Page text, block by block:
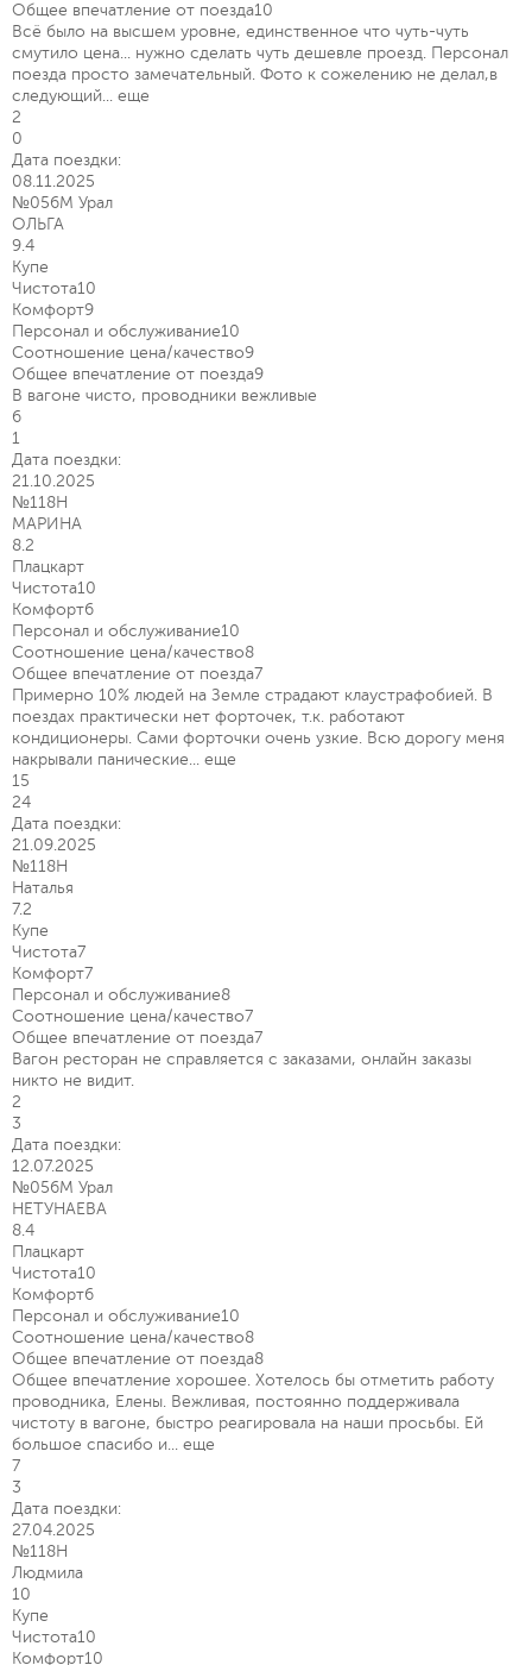
Общее впечатление от поезда10
Всё было на высшем уровне, единственное что чуть-чуть
смутило цена... нужно сделать чуть дешевле проезд. Персонал
поезда просто замечательный. Фото к сожелению не делал,в
следующий... еще
2
0
Дата поездки:
08.11.2025
№056М Урал
ОЛЬГА
9.4
Купе
Чистота10
Комфорт9
Персонал и обслуживание10
Соотношение цена/качество9
Общее впечатление от поезда9
В вагоне чисто, проводники вежливые
6
1
Дата поездки:
21.10.2025
№118Н
МАРИНА
8.2
Плацкарт
Чистота10
Комфорт6
Персонал и обслуживание10
Соотношение цена/качество8
Общее впечатление от поезда7
Примерно 10% людей на Земле страдают клаустрафобией. В
поездах практически нет форточек, т.к. работают
кондиционеры. Сами форточки очень узкие. Всю дорогу меня
накрывали панические... еще
15
24
Дата поездки:
21.09.2025
№118Н
Наталья
7.2
Купе
Чистота7
Комфорт7
Персонал и обслуживание8
Соотношение цена/качество7
Общее впечатление от поезда7
Вагон ресторан не справляется с заказами, онлайн заказы
никто не видит.
2
3
Дата поездки:
12.07.2025
№056М Урал
НЕТУНАЕВА
8.4
Плацкарт
Чистота10
Комфорт6
Персонал и обслуживание10
Соотношение цена/качество8
Общее впечатление от поезда8
Общее впечатление хорошее. Хотелось бы отметить работу
проводника, Елены. Вежливая, постоянно поддерживала
чистоту в вагоне, быстро реагировала на наши просьбы. Ей
большое спасибо и... еще
7
3
Дата поездки:
27.04.2025
№118Н
Людмила
10
Купе
Чистота10
Комфорт10